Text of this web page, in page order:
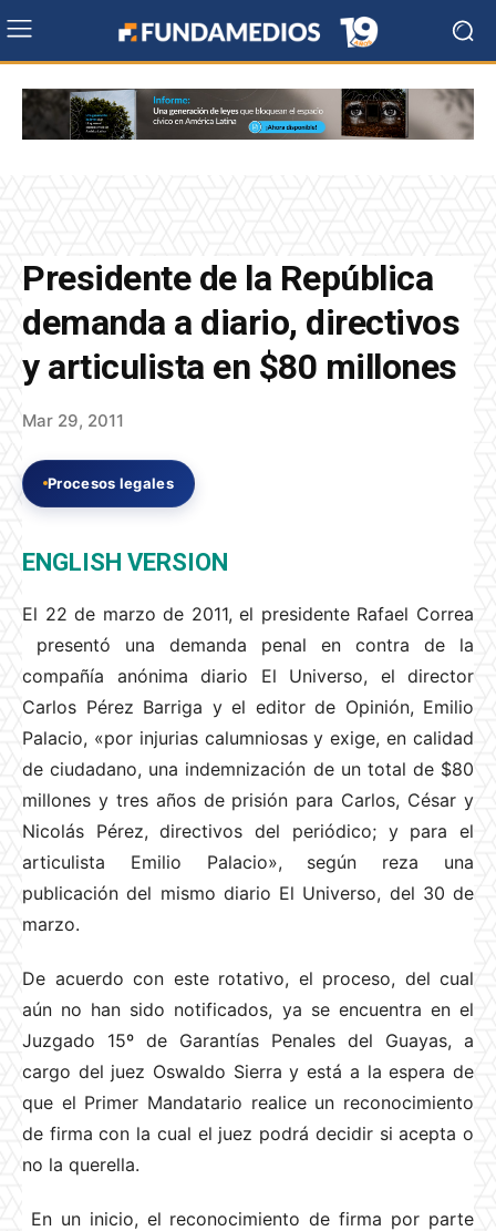
Presidente de la República
demanda a diario, directivos
y articulista en $80 millones
Mar 29, 2011
Procesos legales
ENGLISH VERSION
El 22 de marzo de 2011, el presidente Rafael Correa
presentó una demanda penal en contra de la
compañía anónima diario El Universo, el director
Carlos Pérez Barriga y el editor de Opinión, Emilio
Palacio, «por injurias calumniosas y exige, en calidad
de ciudadano, una indemnización de un total de $80
millones y tres años de prisión para Carlos, César y
Nicolás Pérez, directivos del periódico; y para el
articulista Emilio Palacio», según reza una
publicación del mismo diario El Universo, del 30 de
marzo.
De acuerdo con este rotativo, el proceso, del cual
aún no han sido notificados, ya se encuentra en el
Juzgado 15º de Garantías Penales del Guayas, a
cargo del juez Oswaldo Sierra y está a la espera de
que el Primer Mandatario realice un reconocimiento
de firma con la cual el juez podrá decidir si acepta o
no la querella.
En un inicio, el reconocimiento de firma por parte